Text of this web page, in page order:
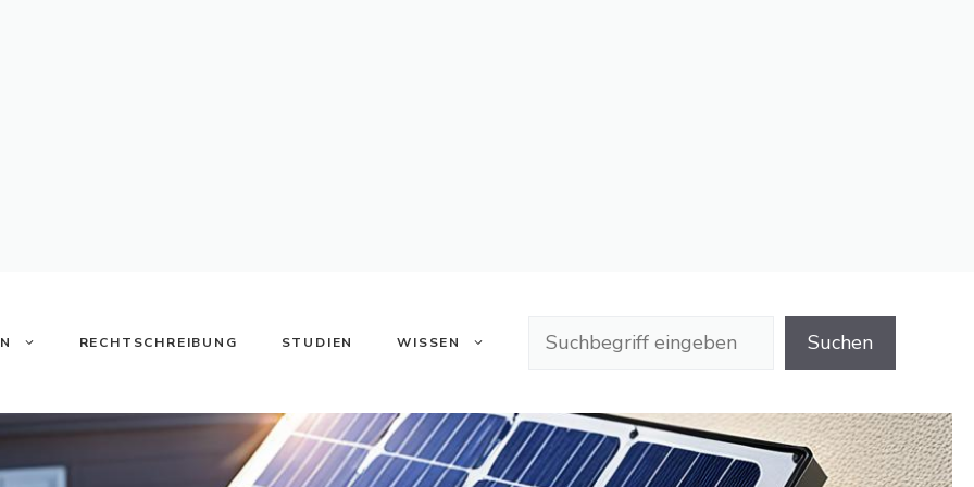
RECHTSCHREIBUNG STUDIEN WISSEN
Suchen Suchen